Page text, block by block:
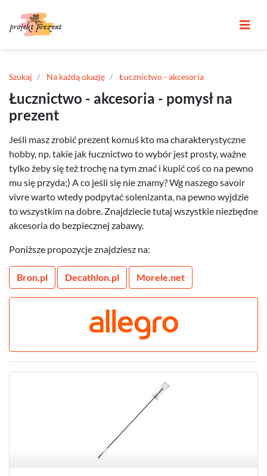
Szukaj Na każdą okazję Łucznictwo - akcesoria
Łucznictwo - akcesoria - pomysł na
prezent
Jeśli masz zrobić prezent komuś kto ma charakterystyczne
hobby, np. takie jak łucznictwo to wybór jest prosty, ważne
tylko żeby się też trochę na tym znać i kupić coś co na pewno
mu się przyda;) A co jeśli się nie znamy? Wg naszego savoir
vivre warto wtedy podpytać solenizanta, na pewno wyjdzie
to wszystkim na dobre. Znajdziecie tutaj wszystkie niezbędne
akcesoria do bezpiecznej zabawy.
Poniższe propozycje znajdziesz na:
Bron.pl Decathlon.pl Morele.net